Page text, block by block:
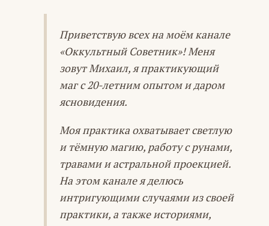
Приветствую всех на моём канале
«Оккультный Советник»! Меня
зовут Михаил, я практикующий
маг с 20-летним опытом и даром
ясновидения.
Моя практика охватывает светлую
и тёмную магию, работу с рунами,
травами и астральной проекцией.
На этом канале я делюсь
интригующими случаями из своей
практики, а также историями,